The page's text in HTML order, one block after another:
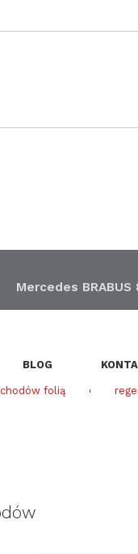
Mercedes BRABUS
BLOG
folią